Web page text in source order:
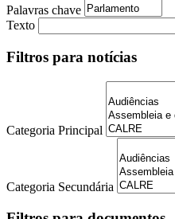
Palavras chave
Texto
Filtros para notícias
Categoria Principal
Categoria Secundária